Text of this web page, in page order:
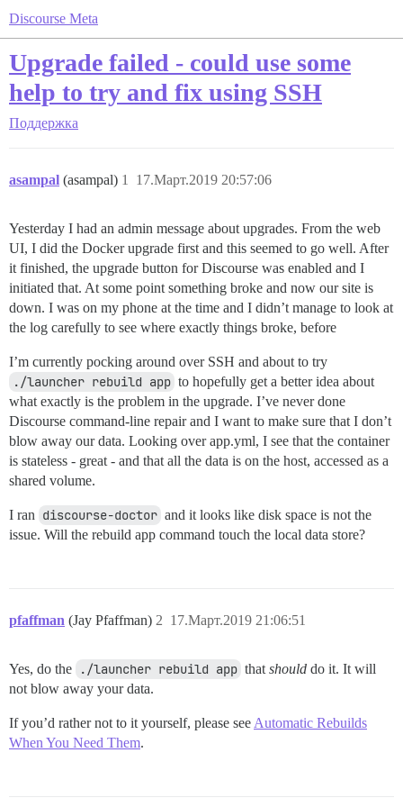
Discourse Meta
Upgrade failed - could use some
help to try and fix using SSH
Поддержка
asampal (asampal) 17.Март.2019 20:57:06
1
Yesterday I had an admin message about upgrades. From the web
UI, I did the Docker upgrade first and this seemed to go well. After
it finished, the upgrade button for Discourse was enabled and I
initiated that. At some point something broke and now our site is
down. I was on my phone at the time and I didn’t manage to look at
the log carefully to see where exactly things broke, before
I’m currently pocking around over SSH and about to try
./launcher rebuild app to hopefully get a better idea about
what exactly is the problem in the upgrade. I’ve never done
Discourse command-line repair and I want to make sure that I don’t
blow away our data. Looking over app.yml, I see that the container
is stateless - great - and that all the data is on the host, accessed as a
shared volume.
I ran discourse-doctor and it looks like disk space is not the
issue. Will the rebuild app command touch the local data store?
pfaffman (Jay Pfaffman) 17.Март.2019 21:06:51
2
Yes, do the ./launcher rebuild app that should do it. It will
not blow away your data.
If you’d rather not to it yourself, please see Automatic Rebuilds
When You Need Them.